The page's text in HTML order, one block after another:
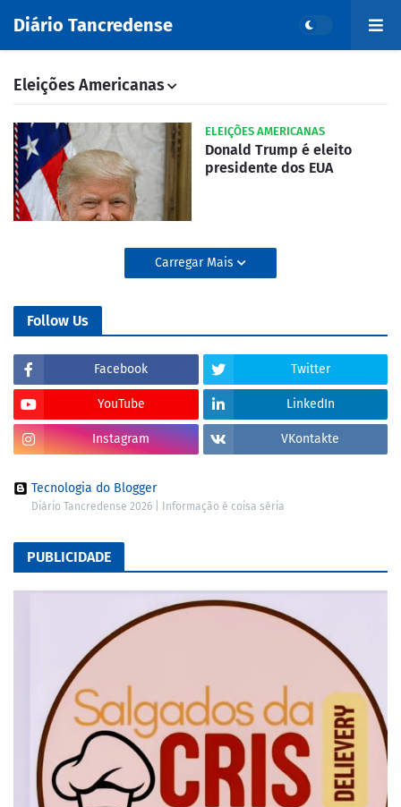
Diário Tancredense
Eleições Americanas
ELEIÇÕES AMERICANAS
Donald Trump é eleito
presidente dos EUA
Carregar Mais
Follow Us
Facebook Twitter
YouTube LinkedIn
Instagram VKontakte
Tecnologia do Blogger
Diário Tancredense 2026 | Informação é coisa séria
PUBLICIDADE